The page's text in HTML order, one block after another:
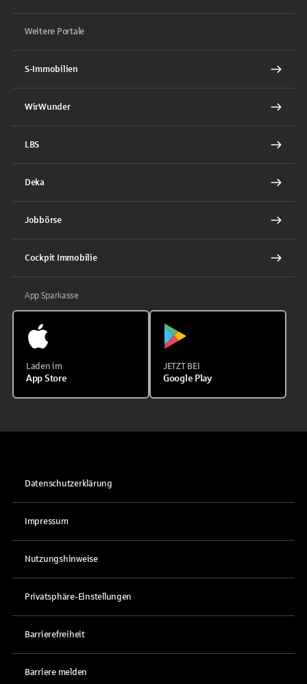
Weitere Portale
S-Immobilien
WirWunder
LBS
Deka
Jobbörse
Cockpit Immobilie
App Sparkasse
Laden im
App Store
JETZT BEI
Google Play
Datenschutzerklärung
Impressum
Nutzungshinweise
Privatsphäre-Einstellungen
Barrierefreiheit
Barriere melden